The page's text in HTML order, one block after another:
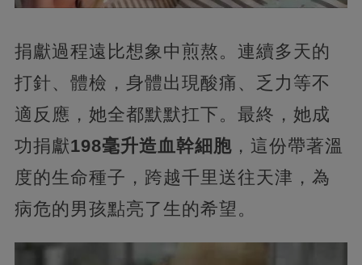
捐獻過程遠比想象中煎熬。連續多天的
打針、體檢，身體出現酸痛、乏力等不
適反應，她全都默默扛下。最終，她成
功捐獻198毫升造血幹細胞，這份帶著溫
度的生命種子，跨越千里送往天津，為
病危的男孩點亮了生的希望。